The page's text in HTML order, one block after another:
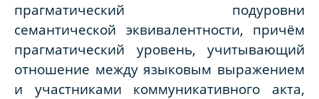
прагматический подуровни
семантической эквивалентности, причём
прагматический уровень, учитывающий
отношение между языковым выражением
и участниками коммуникативного акта,